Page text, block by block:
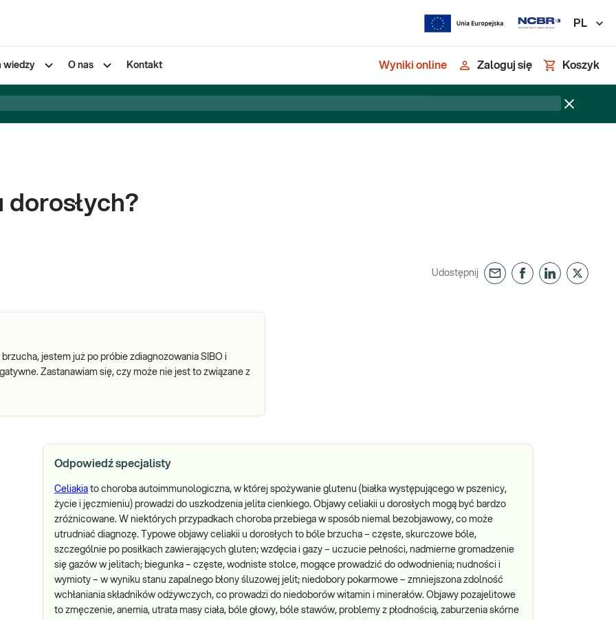
PL
wiedzy O nas Kontakt Wyniki online Zaloguj się Koszyk
dorosłych?
Udostępnij
jestem już po próbie zdiagnozowania SIBO i
Zastanawiam się, czy może nie jest to związane z
Odpowiedź specjalisty
Celiakia to choroba autoimmunologiczna, w której spożywanie glutenu (białka występującego w pszenicy,
życie i jęczmieniu) prowadzi do uszkodzenia jelita cienkiego. Objawy celiakii u dorosłych mogą być bardzo
zróżnicowane. W niektórych przypadkach choroba przebiega w sposób niemal bezobjawowy, co może
utrudniać diagnozę. Typowe objawy celiakii u dorosłych to bóle brzucha – częste, skurczowe bóle,
szczególnie po posiłkach zawierających gluten; wzdęcia i gazy – uczucie pełności, nadmierne gromadzenie
się gazów w jelitach; biegunka – częste, wodniste stolce, mogące prowadzić do odwodnienia; nudności i
wymioty – w wyniku stanu zapalnego błony śluzowej jelit; niedobory pokarmowe – zmniejszona zdolność
wchłaniania składników odżywczych, co prowadzi do niedoborów witamin i minerałów. Objawy pozajelitowe
to zmęczenie, anemia, utrata masy ciała, bóle głowy, bóle stawów, problemy z płodnością, zaburzenia skórne